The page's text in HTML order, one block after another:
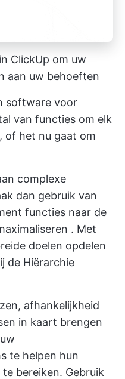
ClickUp om uw
aan uw behoeften
software voor
van functies om elk
of het nu gaat om
complexe
dan gebruik van
functies naar de
. Met
doelen opdelen
de Hiërarchie
afhankelijkheid
in kaart brengen
te helpen hun
bereiken. Gebruik